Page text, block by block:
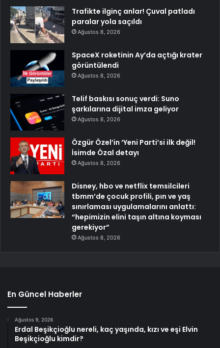
Trafikte ilginç anlar! Çuval patladı
paralar yola saçıldı
Ağustos 8, 2026
SpaceX roketinin Ay’da açtığı krater
görüntülendi
Ağustos 8, 2026
Telif baskısı sonuç verdi: Suno
şarkılarına dijital imza geliyor
Ağustos 8, 2026
Özgür Özel’in ‘Yeni Parti’si ilk değil!
İsimde Özal detayı
Ağustos 8, 2026
Disney, hbo ve netflix temsilcileri
tbmm’de çocuk profili, pın ve yaş
sınırlaması uygulamalarını anlattı:
“hepimizin elini taşın altına koyması
gerekiyor”
Ağustos 8, 2026
En Güncel Haberler
Ağustos 9, 2026
Erdal Beşikçioğlu nereli, kaç yaşında, kızı ve eşi Elvin
Beşikçioğlu kimdir?